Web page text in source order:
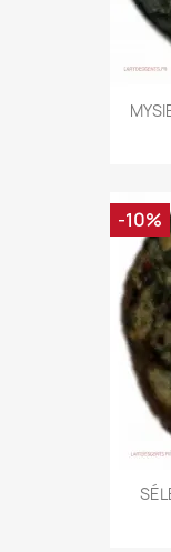
-10%